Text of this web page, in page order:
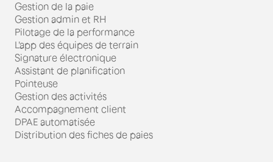
Gestion de la paie
Gestion admin et RH
Pilotage de la performance
L'app des équipes de terrain
Signature électronique
Assistant de planification
Pointeuse
Gestion des activités
Accompagnement client
DPAE automatisée
Distribution des fiches de paies